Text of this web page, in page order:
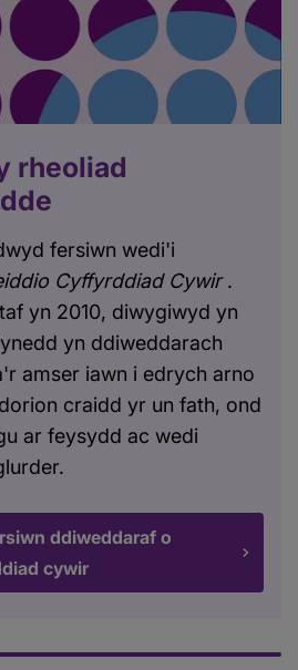
rheoliad
fersiwn wedi'i
Cyffyrddiad Cywir.
yn 2010, diwygiwyd yn
yn ddiweddarach
amser iawn i edrych arno
craidd yr un fath, ond
ar feysydd ac wedi
ddiweddaraf o
cywir